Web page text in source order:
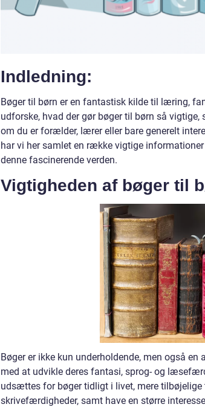
Indledning:
Bøger til børn er en fantastisk kilde til læring,
udforske, hvad der gør bøger til børn så
om du er forælder, lærer eller bare generelt
har vi her samlet en række vigtige
denne fascinerende verden.
Vigtigheden af bøger til
Bøger er ikke kun underholdende, men også
med at udvikle deres fantasi, sprog- og
udsættes for bøger tidligt i livet, mere
skrivefærdigheder, samt have en større